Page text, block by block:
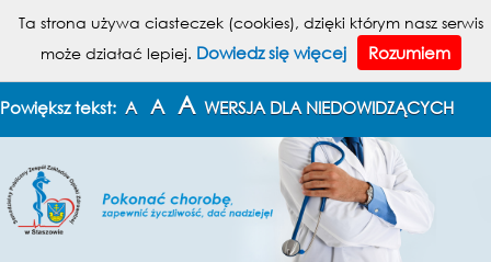
MENU
MAPA STRONY
Powiększ tekst: A A A WERSJA DLA NIEDOWIDZĄCYCH
Ta strona używa ciasteczek (cookies), dzięki którym nasz serwis
może działać lepiej. Dowiedz się więcej Rozumiem